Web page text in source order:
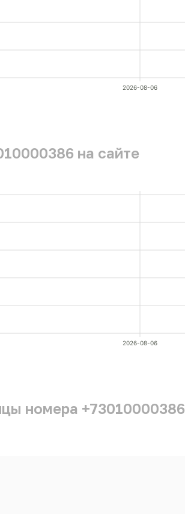
2026-08-06
на сайте
2026-08-06
номера +73010000386